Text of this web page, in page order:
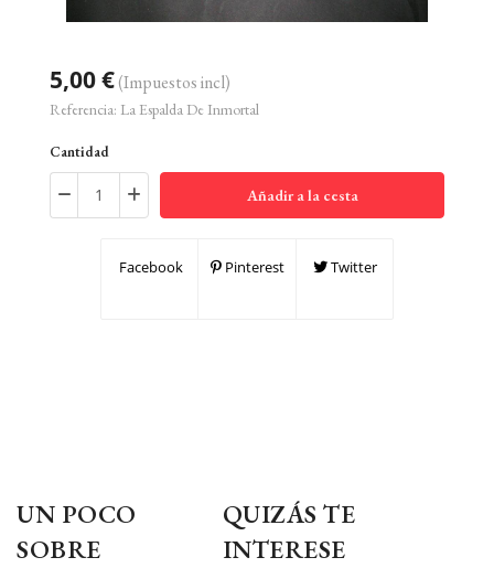
5,00 €(Impuestos incl)
Referencia: La Espalda De Inmortal
Cantidad
Añadir a la cesta
Facebook Pinterest Twitter
UN POCO
SOBRE
QUIZÁS TE
INTERESE